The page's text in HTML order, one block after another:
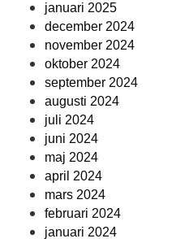
januari 2025
december 2024
november 2024
oktober 2024
september 2024
augusti 2024
juli 2024
juni 2024
maj 2024
april 2024
mars 2024
februari 2024
januari 2024